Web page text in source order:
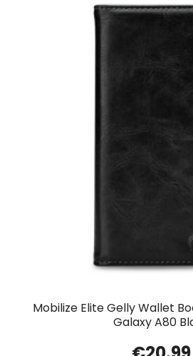
Mobilize Elite Gelly Wallet
Galaxy A80